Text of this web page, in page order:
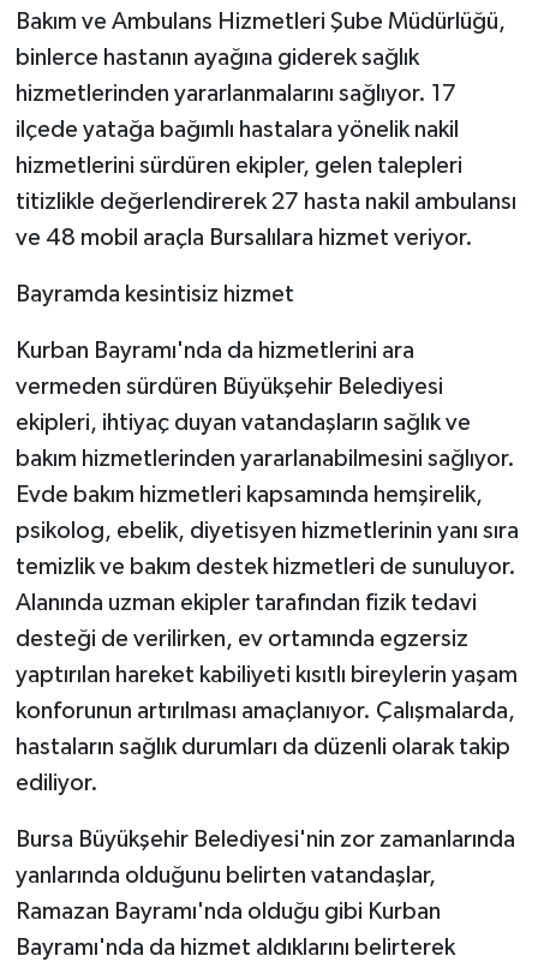
Bakım ve Ambulans Hizmetleri Şube Müdürlüğü,
binlerce hastanın ayağına giderek sağlık
hizmetlerinden yararlanmalarını sağlıyor. 17
ilçede yatağa bağımlı hastalara yönelik nakil
hizmetlerini sürdüren ekipler, gelen talepleri
titizlikle değerlendirerek 27 hasta nakil ambulansı
ve 48 mobil araçla Bursalılara hizmet veriyor.
Bayramda kesintisiz hizmet
Kurban Bayramı'nda da hizmetlerini ara
vermeden sürdüren Büyükşehir Belediyesi
ekipleri, ihtiyaç duyan vatandaşların sağlık ve
bakım hizmetlerinden yararlanabilmesini sağlıyor.
Evde bakım hizmetleri kapsamında hemşirelik,
psikolog, ebelik, diyetisyen hizmetlerinin yanı sıra
temizlik ve bakım destek hizmetleri de sunuluyor.
Alanında uzman ekipler tarafından fizik tedavi
desteği de verilirken, ev ortamında egzersiz
yaptırılan hareket kabiliyeti kısıtlı bireylerin yaşam
konforunun artırılması amaçlanıyor. Çalışmalarda,
hastaların sağlık durumları da düzenli olarak takip
ediliyor.
Bursa Büyükşehir Belediyesi'nin zor zamanlarında
yanlarında olduğunu belirten vatandaşlar,
Ramazan Bayramı'nda olduğu gibi Kurban
Bayramı'nda da hizmet aldıklarını belirterek